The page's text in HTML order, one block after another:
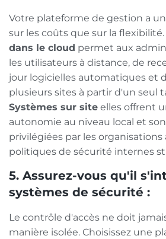
Votre plateforme de gestion a
sur les coûts que sur la flexibilité.
dans le cloud permet aux
les utilisateurs à distance, de
jour logicielles automatiques et
plusieurs sites à partir d'un seul
Systèmes sur site elles offrent
autonomie au niveau local et
privilégiées par les
politiques de sécurité internes
5. Assurez-vous qu'il
systèmes de sécurité :
Le contrôle d'accès ne doit
manière isolée. Choisissez une